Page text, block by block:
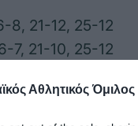
Αθλητικός Όμιλος
8, 21-12, 25-12
7, 21-10, 25-12